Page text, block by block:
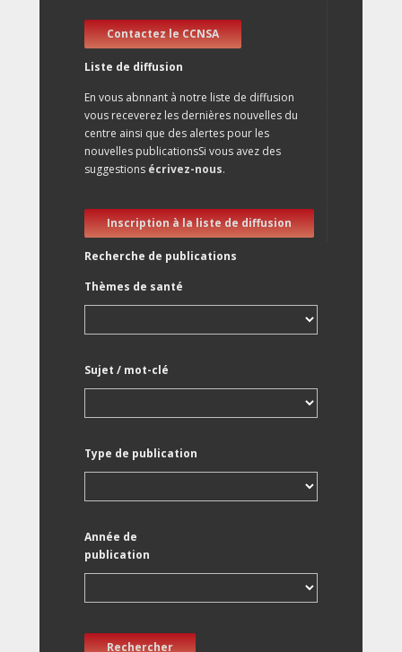
Contactez le CCNSA
Liste de diffusion
En vous abnnant à notre liste de diffusion
vous receverez les dernières nouvelles du
centre ainsi que des alertes pour les
nouvelles publicationsSi vous avez des
suggestions écrivez-nous.
Inscription à la liste de diffusion
Recherche de publications
Thèmes de santé
Sujet / mot-clé
Type de publication
Année de
publication
Rechercher